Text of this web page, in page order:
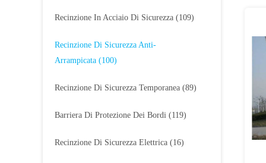
Recinzione In Acciaio Di Sicurezza (109)
Recinzione Di Sicurezza Anti-
Arrampicata (100)
Recinzione Di Sicurezza Temporanea (89)
Barriera Di Protezione Dei Bordi (119)
Recinzione Di Sicurezza Elettrica (16)